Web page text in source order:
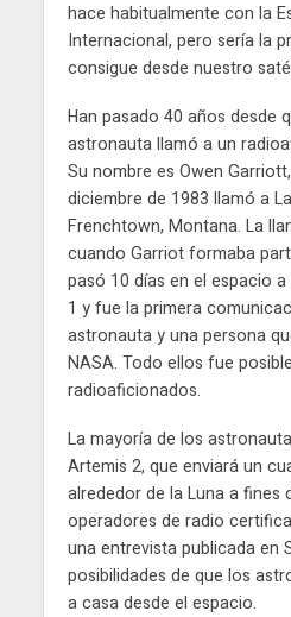
hace habitualmente con la
Internacional, pero sería la
consigue desde nuestro
Han pasado 40 años desde
astronauta llamó a un
Su nombre es Owen
diciembre de 1983 llamó a
Frenchtown, Montana. La
cuando Garriot formaba
pasó 10 días en el espacio
1 y fue la primera
astronauta y una persona
NASA. Todo ellos fue
radioaficionados.
La mayoría de los
Artemis 2, que enviará un
alrededor de la Luna a fines
operadores de radio
una entrevista publicada en
posibilidades de que los
a casa desde el espacio.